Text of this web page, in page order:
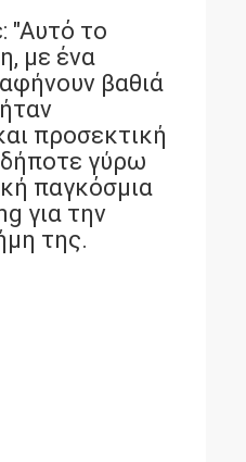
"Αυτό το
με ένα
βαθιά
προσεκτική
γύρω
παγκόσμια
για την
της.